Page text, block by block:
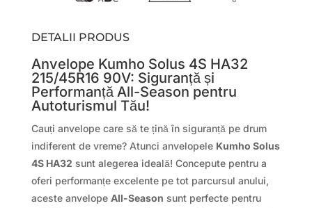
DETALII PRODUS
Anvelope Kumho Solus 4S HA32
215/45R16 90V: Siguranță și
Performanță All-Season pentru
Autoturismul Tău!
Cauți anvelope care să te țină în siguranță pe drum
indiferent de vreme? Atunci anvelopele Kumho Solus
4S HA32 sunt alegerea ideală! Concepute pentru a
oferi performanțe excelente pe tot parcursul anului,
aceste anvelope All-Season sunt perfecte pentru